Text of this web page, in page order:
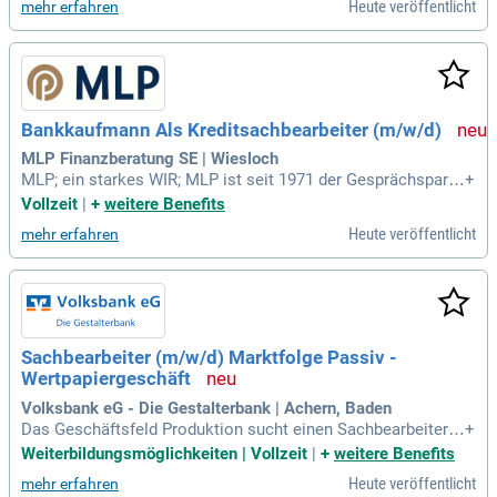
mehr erfahren Heute veröffentlicht
Bankkaufmann Als Kreditsachbearbeiter (m/w/d)
MLP Finanzberatung SE | Wiesloch
MLP; ein starkes WIR; MLP ist seit 1971 der Gesprächspartn
er in allen Finanzfragen; von der Altersvorsorge, Versicherun
ng, Immobilienvermittlung sowie dem Bankgeschäft.
+
Vollzeit
+ weitere Benefits
mehr erfahren Heute veröffentlicht
Sachbearbeiter (m/w/d) Marktfolge Passiv -
Wertpapiergeschäft
Volksbank eG - Die Gestalterbank | Achern, Baden
Das Geschäftsfeld Produktion sucht einen Sachbearbeiter
(m/w/d) im Marktfolge Passiv-Wertpapiergeschäft in Vollzei
t für Achern, Offenburg oder Villingen. In dieser Rolle stellen
Sie die Einhaltung gesetzlicher Vorgaben im Wertpapierges
+
Weiterbildungsmöglichkeiten | Vollzeit | + weitere Benefits
mehr erfahren Heute veröffentlicht